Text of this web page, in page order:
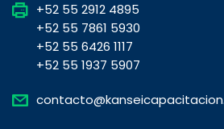
+52 55 2912 4895
+52 55 7861 5930
+52 55 6426 1117
+52 55 1937 5907